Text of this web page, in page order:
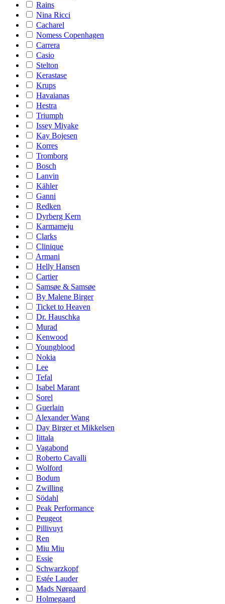
Rains
Nina Ricci
Cacharel
Nomess Copenhagen
Carrera
Casio
Stelton
Kerastase
Krups
Havaianas
Hestra
Triumph
Issey Miyake
Kay Bojesen
Korres
Tromborg
Bosch
Lanvin
Kähler
Ganni
Redken
Dyrberg Kern
Karmameju
Clarks
Clinique
Armani
Helly Hansen
Cartier
Samsøe & Samsøe
By Malene Birger
Ticket to Heaven
Dr. Hauschka
Murad
Kenwood
Youngblood
Nokia
Lee
Tefal
Isabel Marant
Sorel
Guerlain
Alexander Wang
Day Birger et Mikkelsen
Iittala
Vagabond
Roberto Cavalli
Wolford
Bodum
Zwilling
Södahl
Peak Performance
Peugeot
Pillivuyt
Ren
Miu Miu
Essie
Schwarzkopf
Estée Lauder
Mads Nørgaard
Holmegaard